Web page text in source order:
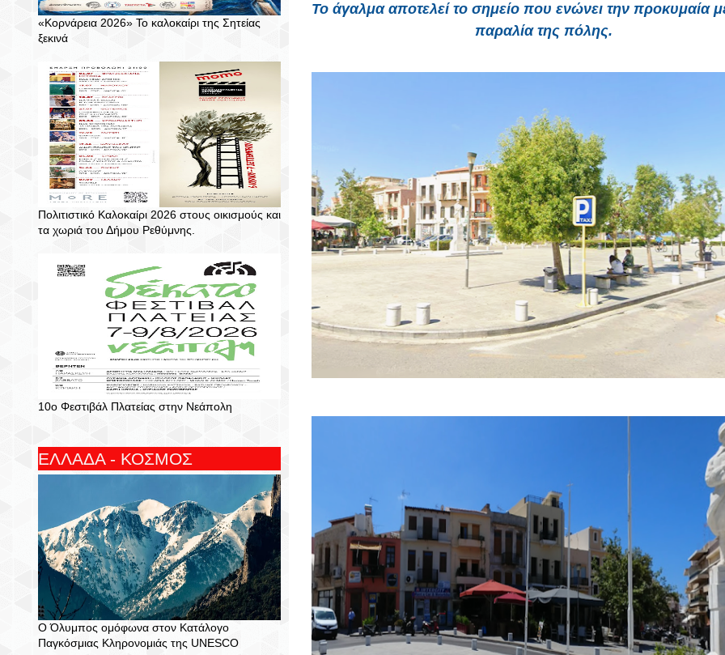
«Κορνάρεια 2026» Το καλοκαίρι της Σητείας
ξεκινά
Πολιτιστικό Καλοκαίρι 2026 στους οικισμούς και
τα χωριά του Δήμου Ρεθύμνης.
10ο Φεστιβάλ Πλατείας στην Νεάπολη
ΕΛΛΑΔΑ - ΚΟΣΜΟΣ
Ο Όλυμπος ομόφωνα στον Κατάλογο
Παγκόσμιας Κληρονομιάς της UNESCO
Το άγαλμα αποτελεί το σημείο που ενώνει την προκυμαία
παραλία της πόλης.